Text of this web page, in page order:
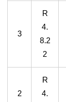
3
R
4.
8.2
2
2
R
4.